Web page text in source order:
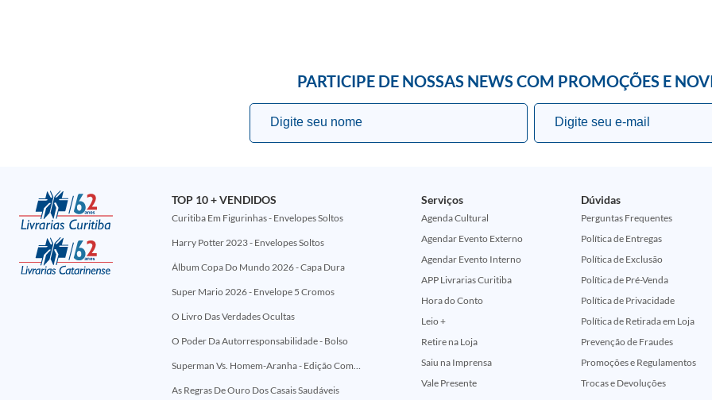
PARTICIPE DE NOSSAS NEWS COM PROMOÇÕES E
TOP 10 + VENDIDOS
Curitiba Em Figurinhas - Envelopes Soltos
Harry Potter 2023 - Envelopes Soltos
Álbum Copa Do Mundo 2026 - Capa Dura
Super Mario 2026 - Envelope 5 Cromos
O Livro Das Verdades Ocultas
O Poder Da Autorresponsabilidade - Bolso
Superman Vs. Homem-Aranha - Edição Comemorativa 50 Anos (Encontros Clássicos Dc E Marvel)
As Regras De Ouro Dos Casais Saudáveis
Serviços
Agenda Cultural
Agendar Evento Externo
Agendar Evento Interno
APP Livrarias Curitiba
Hora do Conto
Leio +
Retire na Loja
Saiu na Imprensa
Vale Presente
Dúvidas
Perguntas Frequentes
Política de Entregas
Política de Exclusão
Política de Pré-Venda
Política de Privacidade
Política de Retirada em Loja
Prevenção de Fraudes
Promoções e Regulamentos
Trocas e Devoluções